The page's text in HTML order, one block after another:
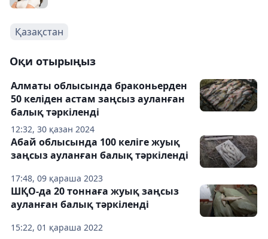
Қазақстан
Оқи отырыңыз
12:32, 30 қазан 2024
Алматы облысында браконьерден
50 келіден астам заңсыз ауланған
балық тәркіленді
17:48, 09 қараша 2023
Абай облысында 100 келіге жуық
заңсыз ауланған балық тәркіленді
15:22, 01 қараша 2022
ШҚО-да 20 тоннаға жуық заңсыз
ауланған балық тәркіленді